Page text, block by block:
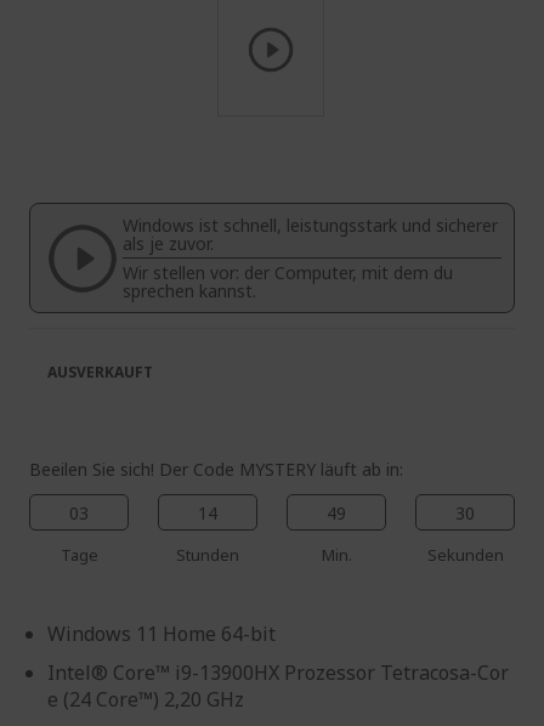
Bildgalerie
springen
Windows ist schnell, leistungsstark und sicherer
als je zuvor.
Wir stellen vor: der Computer, mit dem du
sprechen kannst.
Beeilen Sie sich! Der Code MYSTERY läuft ab in:
03
Tage
14
Stunden
49
Min.
29
Sekunden
Windows 11 Home 64-bit
Intel® Core™ i9-13900HX Prozessor Tetracosa-Cor
e (24 Core™) 2,20 GHz
AUSVERKAUFT